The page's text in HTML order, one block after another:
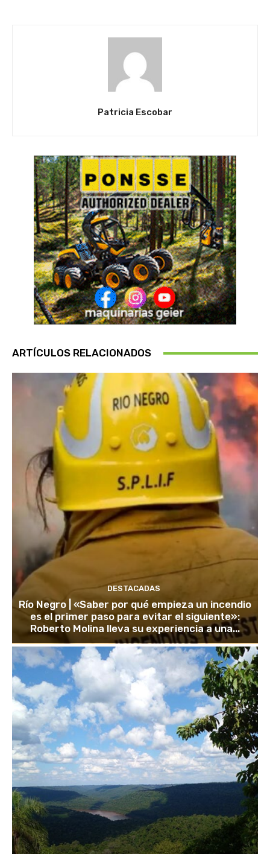
Patricia Escobar
ARTÍCULOS RELACIONADOS
DESTACADAS
Río Negro | «Saber por qué empieza un incendio
es el primer paso para evitar el siguiente»:
Roberto Molina lleva su experiencia a una...